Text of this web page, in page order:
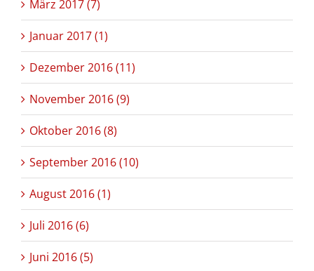
März 2017 (7)
Januar 2017 (1)
Dezember 2016 (11)
November 2016 (9)
Oktober 2016 (8)
September 2016 (10)
August 2016 (1)
Juli 2016 (6)
Juni 2016 (5)